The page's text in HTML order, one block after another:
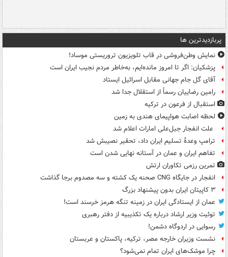
پربازدیدترین ها
نمایش وطن‌فروشی در قاب تلویزیون تروریستی موساد!
پزشکیان: اگر تا امروز مانده‌ایم، به‌خاطر مردم نجیب ایران است
آقای گل جام جهانی مقابل اسرائیل ایستاد
رامین رضاییان رسماً از استقلال جدا شد
استقبال از فرعون در ترکیه
لحظه اصابت هواپیمای هندی به زمین
علت انفجار جبل‌علی امارات اعلام شد
ترامپ وعدۀ تسلیم ایران داد، تحقیر نصیبش شد
تفاهم ایران و عمان در آستانه نهایی شدن است
تمرین رزمی تکاوران ارتش
انفجار در جایگاه CNG صحنه یک کشته و سه مصدوم برجا گذاشت
۳ کاپیتان ایران بدون پیشنهاد بزرگ
عمان از ایستادگی ایران در زمینه تنگه هرمز خرسند است!
توئیت وزیر ارشاد درباره یک تکذیبیه از دفتر رهبری
رسوایی در اردوگاه دشمن!
نشست وزیران خارجه مصر، ترکیه، پاکستان و عربستان
چرا موشک‌های ایران تمام نمی‌شود؟